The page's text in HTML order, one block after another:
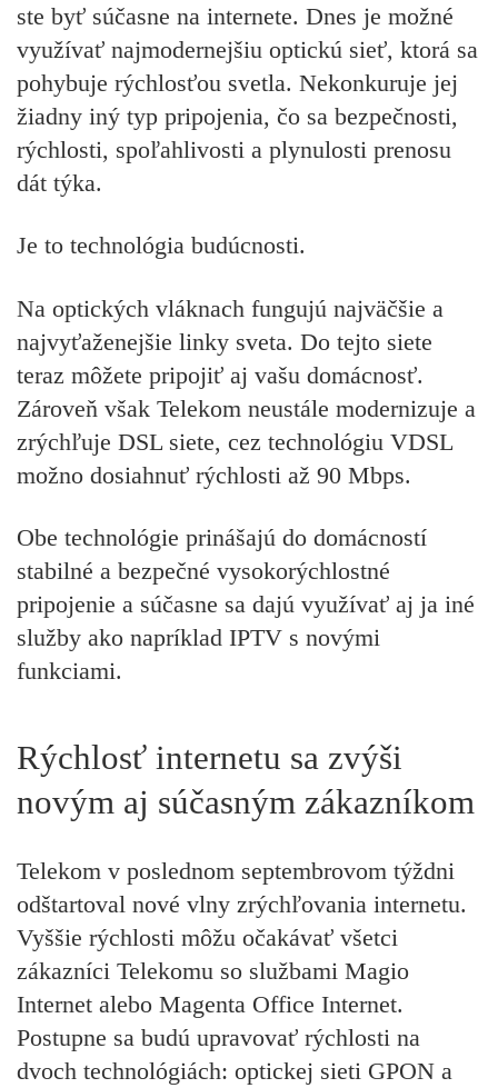
ste byť súčasne na internete. Dnes je možné
využívať najmodernejšiu optickú sieť, ktorá sa
pohybuje rýchlosťou svetla. Nekonkuruje jej
žiadny iný typ pripojenia, čo sa bezpečnosti,
rýchlosti, spoľahlivosti a plynulosti prenosu
dát týka.
Je to technológia budúcnosti.
Na optických vláknach fungujú najväčšie a
najvyťaženejšie linky sveta. Do tejto siete
teraz môžete pripojiť aj vašu domácnosť.
Zároveň však Telekom neustále modernizuje a
zrýchľuje DSL siete, cez technológiu VDSL
možno dosiahnuť rýchlosti až 90 Mbps.
Obe technológie prinášajú do domácností
stabilné a bezpečné vysokorýchlostné
pripojenie a súčasne sa dajú využívať aj ja iné
služby ako napríklad IPTV s novými
funkciami.
Rýchlosť internetu sa zvýši
novým aj súčasným zákazníkom
Telekom v poslednom septembrovom týždni
odštartoval nové vlny zrýchľovania internetu.
Vyššie rýchlosti môžu očakávať všetci
zákazníci Telekomu so službami Magio
Internet alebo Magenta Office Internet.
Postupne sa budú upravovať rýchlosti na
dvoch technológiách: optickej sieti GPON a